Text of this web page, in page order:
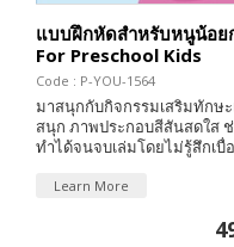
แบบฝึกหัดสำหรับหนูน้อ
For Preschool Kids
Code : P-YOU-1564
มาสนุกกับกิจกรรมเสริมทักษ
สนุก ภาพประกอบสีสันสดใส
ทำได้จนจบเล่มโดยไม่รู้สึกเบื่อ
Learn More